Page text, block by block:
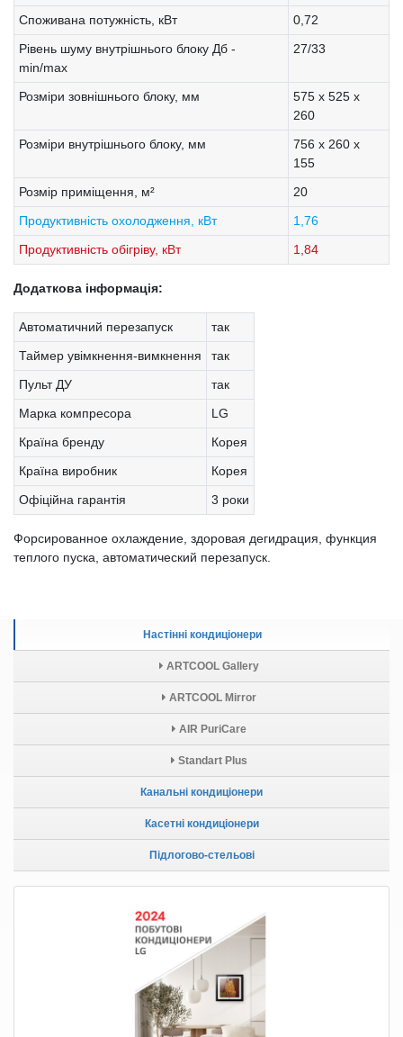
Настінні кондиціонери
ARTCOOL Gallery
ARTCOOL Mirror
AIR PuriCare
Standart Plus
Канальні кондиціонери
Касетні кондиціонери
Підлогово-стельові
Споживана потужність, кВт
0,72
Рівень шуму внутрішнього блоку Дб -
min/max
27/33
Розміри зовнішнього блоку, мм
575 х 525 х
260
Розміри внутрішнього блоку, мм
756 х 260 х
155
Розмір приміщення, м²
20
Продуктивність охолодження, кВт
1,76
Продуктивність обігріву, кВт
1,84
Додаткова інформація:
Автоматичний перезапуск
так
Таймер увімкнення-вимкнення
так
Пульт ДУ
так
Марка компресора
LG
Країна бренду
Корея
Країна виробник
Корея
Офіційна гарантія
3 роки
Форсированное охлаждение, здоровая дегидрация, функция
теплого пуска, автоматический перезапуск.